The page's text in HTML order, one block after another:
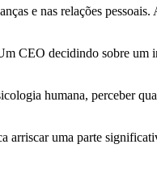
e nas relações pessoais.
CEO decidindo sobre
humana, perceber
uma parte